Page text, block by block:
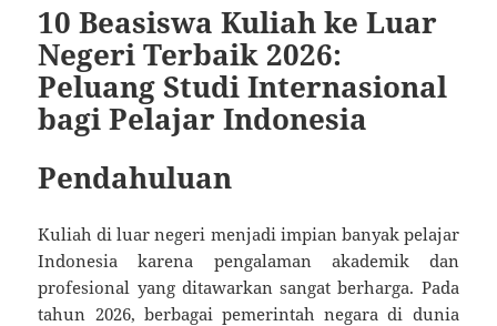
10 Beasiswa Kuliah ke Luar
Negeri Terbaik 2026:
Peluang Studi Internasional
bagi Pelajar Indonesia
Pendahuluan
Kuliah di luar negeri menjadi impian banyak pelajar
Indonesia karena pengalaman akademik dan
profesional yang ditawarkan sangat berharga. Pada
tahun 2026, berbagai pemerintah negara di dunia